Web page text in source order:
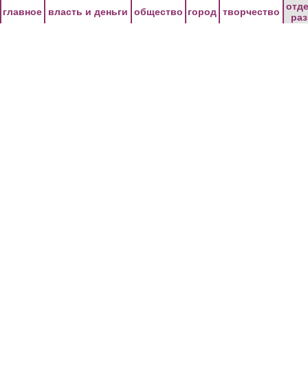
главное власть и деньги общество город творчество